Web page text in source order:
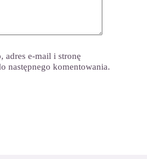
adres e-mail i stronę
następnego komentowania.